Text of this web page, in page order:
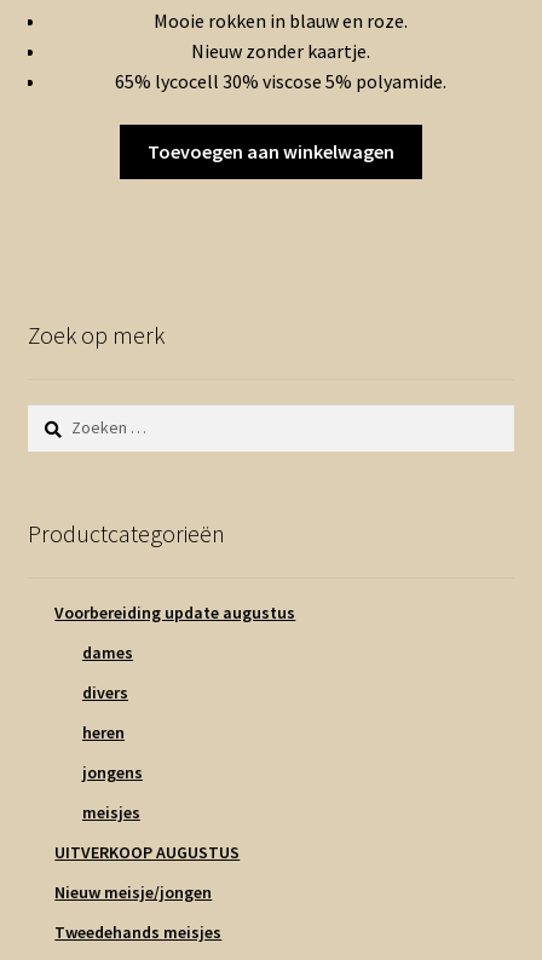
Mooie rokken in blauw en roze.
Nieuw zonder kaartje.
65% lycocell 30% viscose 5% polyamide.
Toevoegen aan winkelwagen
Zoek op merk
Zoeken
naar:
Productcategorieën
Voorbereiding update augustus
dames
divers
heren
jongens
meisjes
UITVERKOOP AUGUSTUS
Nieuw meisje/jongen
Tweedehands meisjes